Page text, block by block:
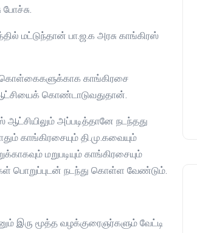
மட்டுந்தான் பா.ஜ.க அரசு காங்கிரஸ்
காங்கிரசை
கொண்டாடுவதுதான்.
ஆட்சியிலும் அப்படித்தானே நடந்தது
காங்கிரசையும் தி.மு.கவையும்
மறுபடியும் காங்கிரசையும்
பொறுப்புடன் நடந்து கொள்ள வேண்டும்.
இரு மூத்த வழக்குரைஞர்களும் வேட்டி
குணா : அறிஞரல்ல அவர்
admin 16 August 2019